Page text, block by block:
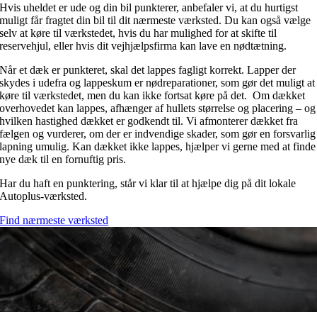
Hvis uheldet er ude og din bil punkterer, anbefaler vi, at du hurtigst
muligt får fragtet din bil til dit nærmeste værksted. Du kan også vælge
selv at køre til værkstedet, hvis du har mulighed for at skifte til
reservehjul, eller hvis dit vejhjælpsfirma kan lave en nødtætning.
Når et dæk er punkteret, skal det lappes fagligt korrekt. Lapper der
skydes i udefra og lappeskum er nødreparationer, som gør det muligt at
køre til værkstedet, men du kan ikke fortsat køre på det. Om dækket
overhovedet kan lappes, afhænger af hullets størrelse og placering – og
hvilken hastighed dækket er godkendt til. Vi afmonterer dækket fra
fælgen og vurderer, om der er indvendige skader, som gør en forsvarlig
lapning umulig. Kan dækket ikke lappes, hjælper vi gerne med at finde
nye dæk til en fornuftig pris.
Har du haft en punktering, står vi klar til at hjælpe dig på dit lokale
Autoplus-værksted.
Find nærmeste værksted